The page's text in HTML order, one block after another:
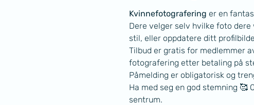
Kvinnefotografering er en
Dere velger selv hvilke foto
stil, eller oppdatere ditt
Tilbud er gratis for medlemmer
fotografering etter betaling på
Påmelding er obligatorisk og
Ha med seg en god stemning
sentrum.